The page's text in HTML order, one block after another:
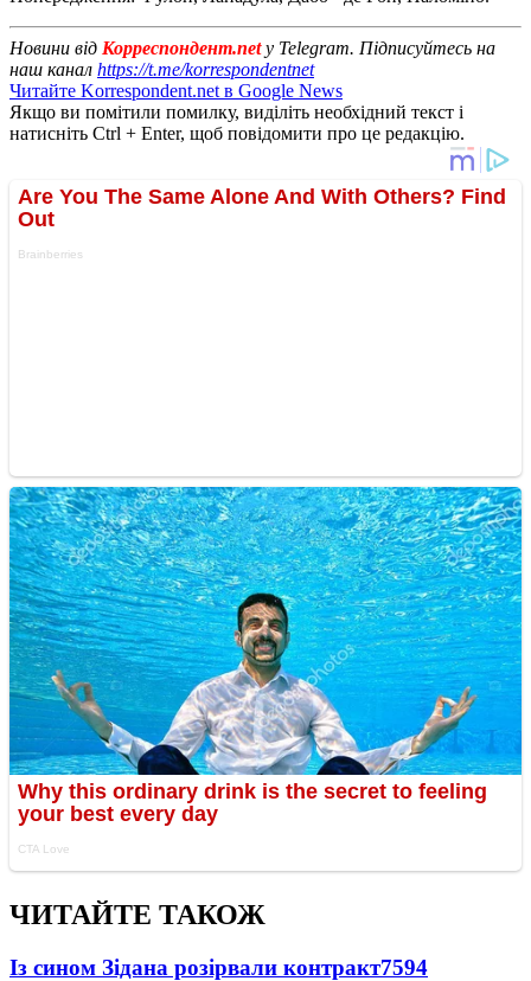
Новини від Корреспондент.netу Telegram. Підписуйтесь на
наш канал https://t.me/korrespondentnet
Читайте Korrespondent.net в Google News
Якщо ви помітили помилку, виділіть необхідний текст і
натисніть Ctrl + Enter, щоб повідомити про це редакцію.
ЧИТАЙТЕ ТАКОЖ
Із сином Зідана розірвали контракт7594